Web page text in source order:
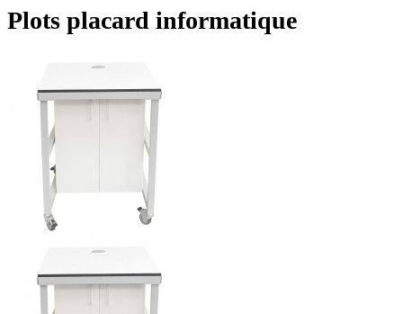
Plots placard informatique